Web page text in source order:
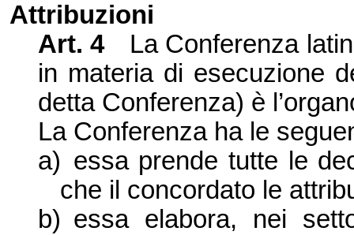
Attribuzioni
Art.4 La Conferenza
in materia di esecuzione
detta Conferenza) è
La Conferenzaha le
a) essa prende tutte le
che il concordato le
b) essa elabora, nei